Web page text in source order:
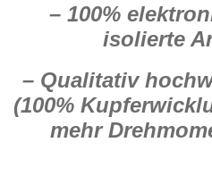
– 100%
isolierte
– Qualitativ
(100%
mehr